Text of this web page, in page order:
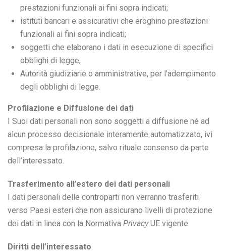
prestazioni funzionali ai fini sopra indicati;
istituti bancari e assicurativi che eroghino prestazioni
funzionali ai fini sopra indicati;
soggetti che elaborano i dati in esecuzione di specifici
obblighi di legge;
Autorità giudiziarie o amministrative, per l’adempimento
degli obblighi di legge.
Profilazione e Diffusione dei dati
I Suoi dati personali non sono soggetti a diffusione né ad
alcun processo decisionale interamente automatizzato, ivi
compresa la profilazione, salvo rituale consenso da parte
dell’interessato.
Trasferimento all’estero dei dati personali
I dati personali delle controparti non verranno trasferiti
verso Paesi esteri che non assicurano livelli di protezione
dei dati in linea con la Normativa PrivacyUE vigente.
Diritti dell’interessato